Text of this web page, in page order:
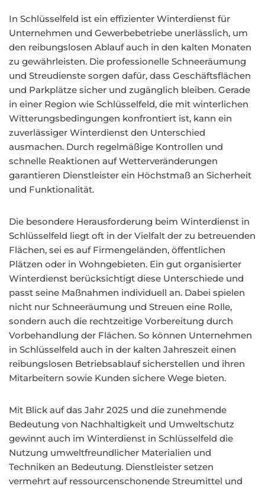
In Schlüsselfeld ist ein effizienter Winterdienst für
Unternehmen und Gewerbebetriebe unerlässlich, um
den reibungslosen Ablauf auch in den kalten Monaten
zu gewährleisten. Die professionelle Schneeräumung
und Streudienste sorgen dafür, dass Geschäftsflächen
und Parkplätze sicher und zugänglich bleiben. Gerade
in einer Region wie Schlüsselfeld, die mit winterlichen
Witterungsbedingungen konfrontiert ist, kann ein
zuverlässiger Winterdienst den Unterschied
ausmachen. Durch regelmäßige Kontrollen und
schnelle Reaktionen auf Wetterveränderungen
garantieren Dienstleister ein Höchstmaß an Sicherheit
und Funktionalität.
Die besondere Herausforderung beim Winterdienst in
Schlüsselfeld liegt oft in der Vielfalt der zu betreuenden
Flächen, sei es auf Firmengeländen, öffentlichen
Plätzen oder in Wohngebieten. Ein gut organisierter
Winterdienst berücksichtigt diese Unterschiede und
passt seine Maßnahmen individuell an. Dabei spielen
nicht nur Schneeräumung und Streuen eine Rolle,
sondern auch die rechtzeitige Vorbereitung durch
Vorbehandlung der Flächen. So können Unternehmen
in Schlüsselfeld auch in der kalten Jahreszeit einen
reibungslosen Betriebsablauf sicherstellen und ihren
Mitarbeitern sowie Kunden sichere Wege bieten.
Mit Blick auf das Jahr 2025 und die zunehmende
Bedeutung von Nachhaltigkeit und Umweltschutz
gewinnt auch im Winterdienst in Schlüsselfeld die
Nutzung umweltfreundlicher Materialien und
Techniken an Bedeutung. Dienstleister setzen
vermehrt auf ressourcenschonende Streumittel und